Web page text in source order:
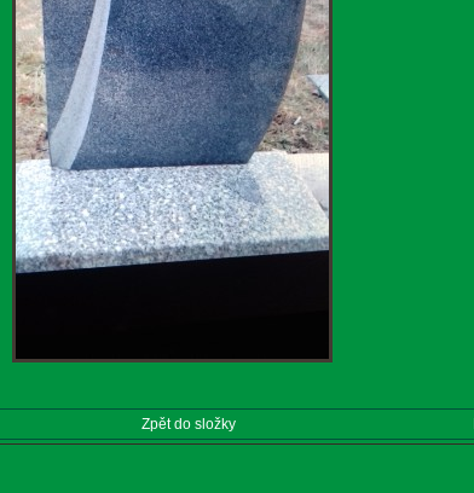
Zpět do složky